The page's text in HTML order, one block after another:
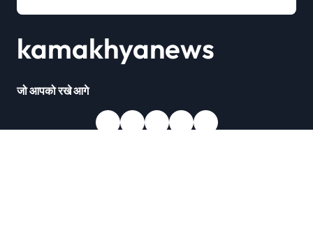
kamakhyanews
जो आपको रखे आगे